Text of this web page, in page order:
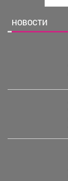
НОВОСТИ